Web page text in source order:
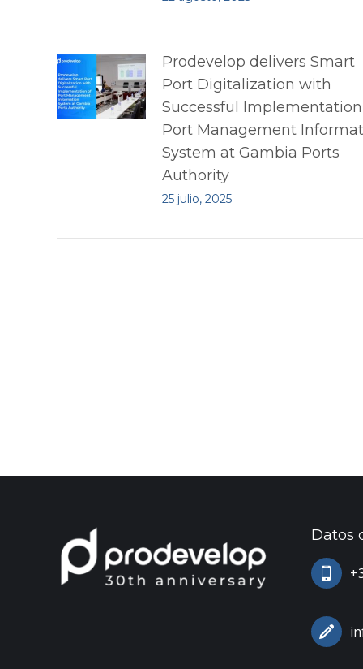
Prodevelop delivers Smart
Port Digitalization with
Successful
Port Management
System at Gambia Ports
Authority
25 julio, 2025
Datos